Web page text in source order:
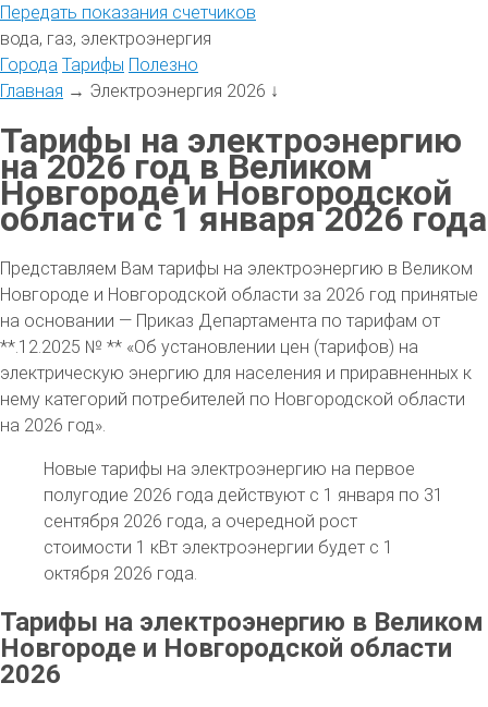
Передать показания счетчиков
вода, газ, электроэнергия
Города Тарифы Полезно
Главная → Электроэнергия 2026 ↓
Тарифы на электроэнергию
на 2026 год в Великом
Новгороде и Новгородской
области с 1 января 2026 года
Представляем Вам тарифы на электроэнергию в Великом
Новгороде и Новгородской области за 2026 год принятые
на основании — Приказ Департамента по тарифам от
**.12.2025 № ** «Об установлении цен (тарифов) на
электрическую энергию для населения и приравненных к
нему категорий потребителей по Новгородской области
на 2026 год».
Новые тарифы на электроэнергию на первое
полугодие 2026 года действуют с 1 января по 31
сентября 2026 года, а очередной рост
стоимости 1 кВт электроэнергии будет с 1
октября 2026 года.
Тарифы на электроэнергию в Великом
Новгороде и Новгородской области
2026